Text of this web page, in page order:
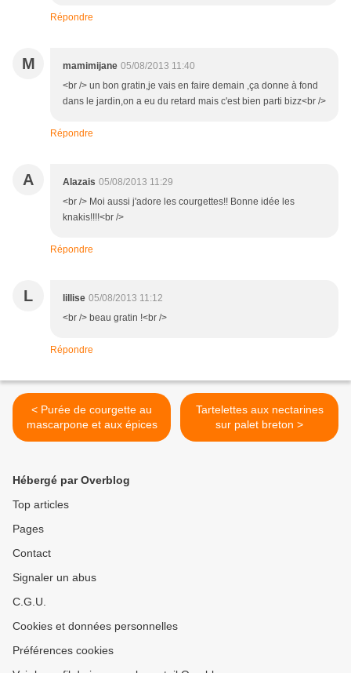
Répondre
M mamimijane 05/08/2013 11:40
<br /> un bon gratin,je vais en faire demain ,ça donne à fond
dans le jardin,on a eu du retard mais c'est bien parti bizz<br />
Répondre
A Alazais 05/08/2013 11:29
<br /> Moi aussi j'adore les courgettes!! Bonne idée les
knakis!!!!<br />
Répondre
L lillise 05/08/2013 11:12
<br /> beau gratin !<br />
Répondre
< Purée de courgette au
mascarpone et aux épices
Tartelettes aux nectarines
sur palet breton >
Hébergé par Overblog
Top articles
Pages
Contact
Signaler un abus
C.G.U.
Cookies et données personnelles
Préférences cookies